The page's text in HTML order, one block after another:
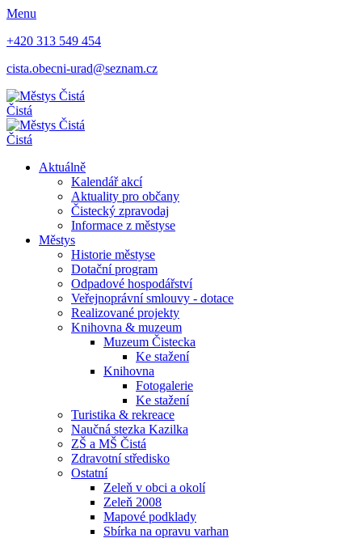
Menu
+420 313 549 454
cista.obecni-urad@seznam.cz
Čistá
Čistá
Aktuálně
Kalendář akcí
Aktuality pro občany
Čistecký zpravodaj
Informace z městyse
Městys
Historie městyse
Dotační program
Odpadové hospodářství
Veřejnoprávní smlouvy - dotace
Realizované projekty
Knihovna & muzeum
Muzeum Čistecka
Ke stažení
Knihovna
Fotogalerie
Ke stažení
Turistika & rekreace
Naučná stezka Kazilka
ZŠ a MŠ Čistá
Zdravotní středisko
Ostatní
Zeleň v obci a okolí
Zeleň 2008
Mapové podklady
Sbírka na opravu varhan